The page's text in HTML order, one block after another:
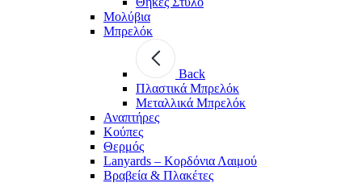
Μολύβια
Μπρελόκ
Back
Πλαστικά Μπρελόκ
Μεταλλικά Μπρελόκ
Αναπτήρες
Κούπες
Θερμός
Lanyards – Kορδόνια Λαιμού
Βραβεία & Πλακέτες